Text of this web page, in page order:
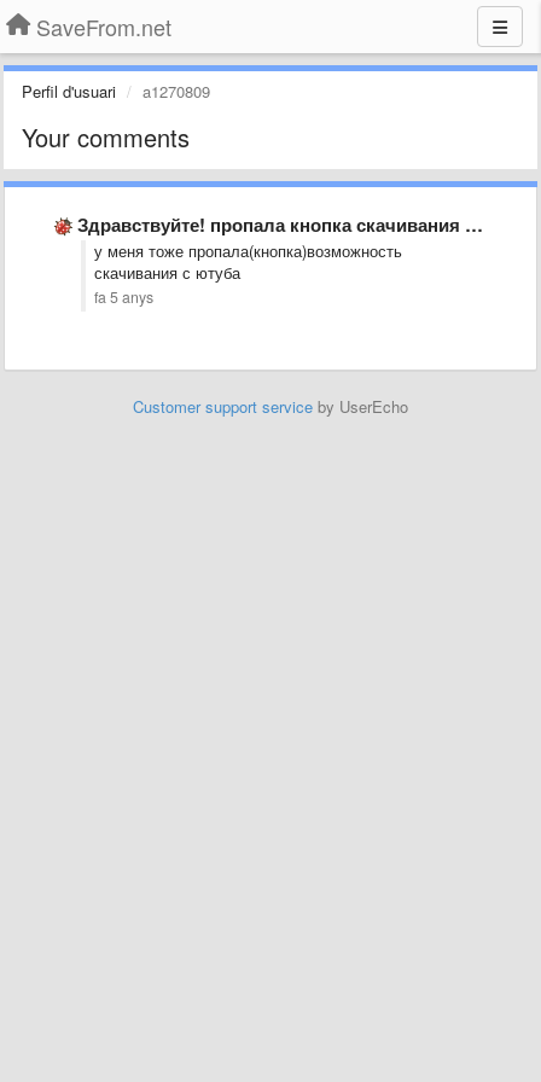
SaveFrom.net
Perfil d'usuari a1270809
Your comments
Здравствуйте! пропала кнопка скачивания на ютьюб
у меня тоже пропала(кнопка)возможность
скачивания с ютуба
fa 5 anys
Customer support service by UserEcho